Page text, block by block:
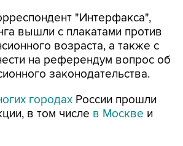
"Интерфакса",
вышли с плакатами против
возраста, а также с
на референдум вопрос об
законодательства.
городах России прошли
в том числе в Москве и